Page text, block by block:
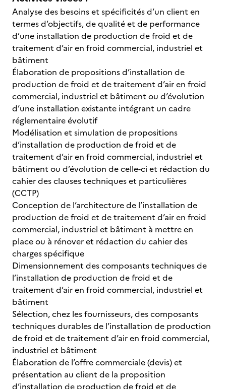
Analyse des besoins et spécificités d’un client en
termes d’objectifs, de qualité et de performance
d’une installation de production de froid et de
traitement d’air en froid commercial, industriel et
bâtiment
Élaboration de propositions d’installation de
production de froid et de traitement d’air en froid
commercial, industriel et bâtiment ou d’évolution
d’une installation existante intégrant un cadre
réglementaire évolutif
Modélisation et simulation de propositions
d’installation de production de froid et de
traitement d’air en froid commercial, industriel et
bâtiment ou d’évolution de celle-ci et rédaction du
cahier des clauses techniques et particulières
(CCTP)
Conception de l’architecture de l’installation de
production de froid et de traitement d’air en froid
commercial, industriel et bâtiment à mettre en
place ou à rénover et rédaction du cahier des
charges spécifique
Dimensionnement des composants techniques de
l’installation de production de froid et de
traitement d’air en froid commercial, industriel et
bâtiment
Sélection, chez les fournisseurs, des composants
techniques durables de l’installation de production
de froid et de traitement d’air en froid commercial,
industriel et bâtiment
Élaboration de l’offre commerciale (devis) et
présentation au client de la proposition
d’installation de production de froid et de